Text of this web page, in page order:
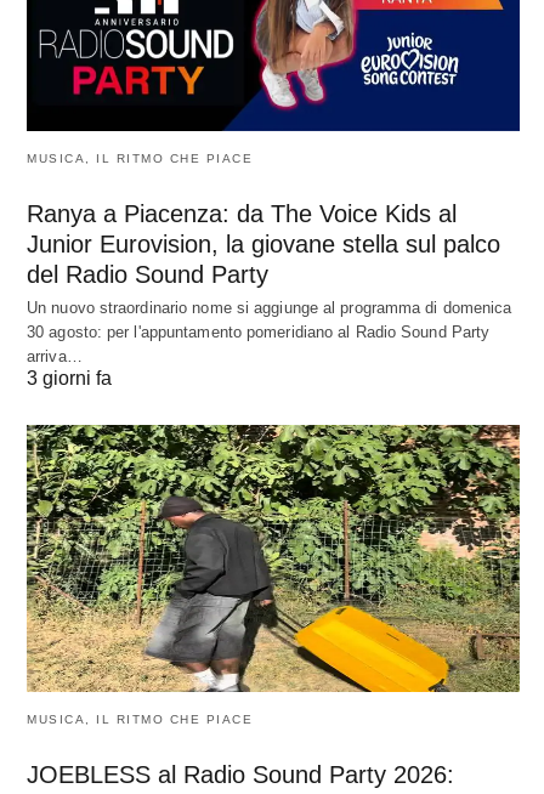
MUSICA, IL RITMO CHE PIACE
Ranya a Piacenza: da The Voice Kids al
Junior Eurovision, la giovane stella sul palco
del Radio Sound Party
Un nuovo straordinario nome si aggiunge al programma di domenica
30 agosto: per l'appuntamento pomeridiano al Radio Sound Party
arriva…
3 giorni fa
MUSICA, IL RITMO CHE PIACE
JOEBLESS al Radio Sound Party 2026: